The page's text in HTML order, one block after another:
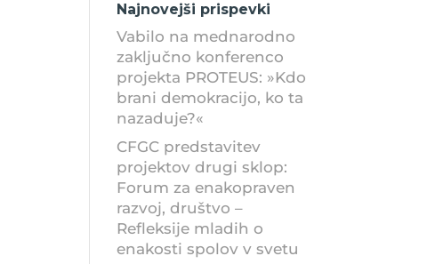
Najnovejši prispevki
Vabilo na mednarodno
zaključno konferenco
projekta PROTEUS: »Kdo
brani demokracijo, ko ta
nazaduje?«
CFGC predstavitev
projektov drugi sklop:
Forum za enakopraven
razvoj, društvo –
Refleksije mladih o
enakosti spolov v svetu